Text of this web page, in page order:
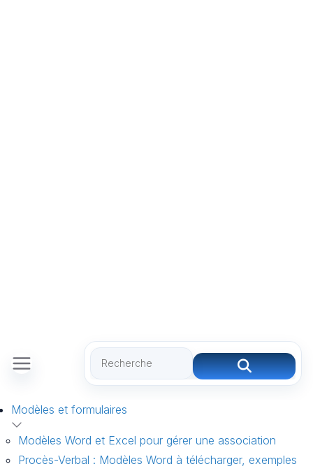
Modèles et formulaires
Modèles Word et Excel pour gérer une association
Procès-Verbal : Modèles Word à télécharger, exemples